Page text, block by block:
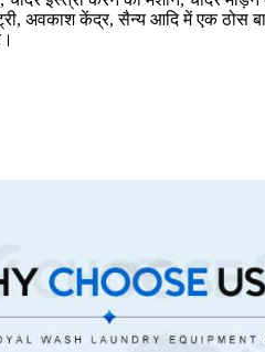
अवकाश केंद्र, सैन्य आदि में एक ठोस